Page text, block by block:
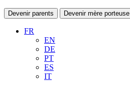
Devenir parents Devenir mère porteuse
FR
EN
DE
PT
ES
IT